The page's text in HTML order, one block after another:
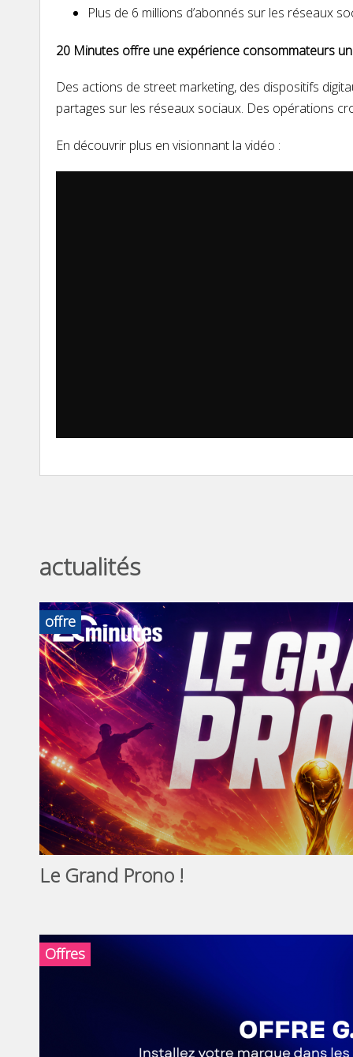
Plus de 6 millions d’abonnés sur les réseaux
20 Minutes offre une expérience consommateurs
Des actions de street marketing, des dispositifs
partages sur les réseaux sociaux. Des opérations
En découvrir plus en visionnant la vidéo :
actualités
offre
Le Grand Prono !
Offres